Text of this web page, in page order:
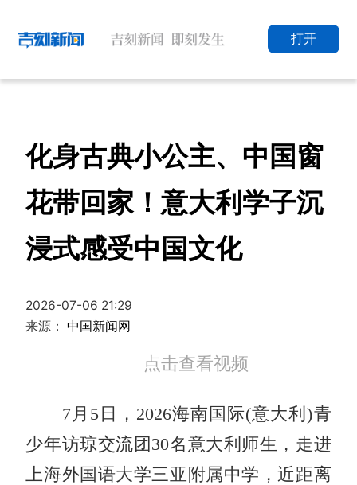
打开
化身古典小公主、中国窗
花带回家！意大利学子沉
浸式感受中国文化
2026-07-06 21:29
来源：中国新闻网
点击查看视频
7月5日，2026海南国际(意大利)青
少年访琼交流团30名意大利师生，走进
上海外国语大学三亚附属中学，近距离